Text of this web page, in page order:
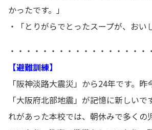
かったです。」
・「とりがらでとったスープが、おい
・・・・・・・・・・・・・・・・・
【避難訓練】
「阪神淡路大震災」から24年です。
「大阪府北部地震」が記憶に新しい
れがあった本校では、朝休みで多くの